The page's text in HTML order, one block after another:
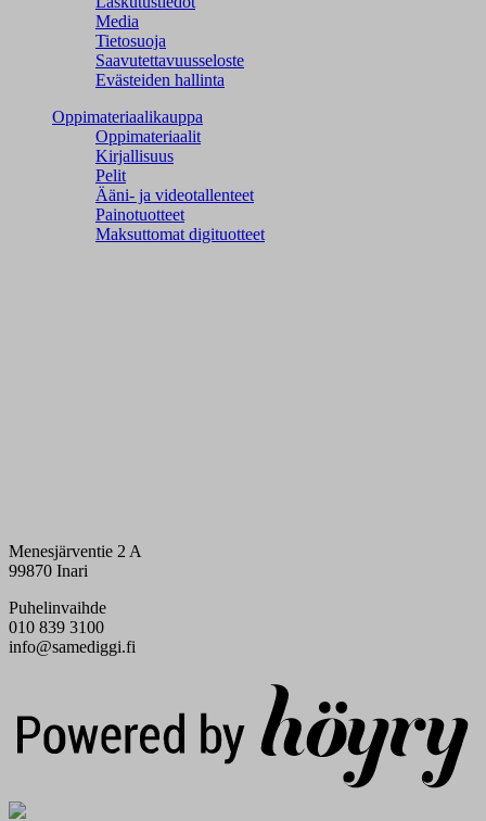
Media
Tietosuoja
Saavutettavuusseloste
Evästeiden hallinta
Oppimateriaalikauppa
Oppimateriaalit
Kirjallisuus
Pelit
Ääni- ja videotallenteet
Painotuotteet
Maksuttomat digituotteet
Menesjärventie 2 A
99870 Inari
Puhelinvaihde
010 839 3100
info@samediggi.fi